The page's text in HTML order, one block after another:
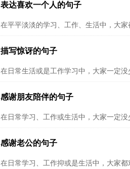
表达喜欢一个人的句子
在平平淡淡的学习、工作、生活中，大
描写惊讶的句子
在日常生活或是工作学习中，大家一定
感谢朋友陪伴的句子
在日常学习、工作或生活中，大家一定
感谢老公的句子
在日常学习、工作抑或是生活中，大家